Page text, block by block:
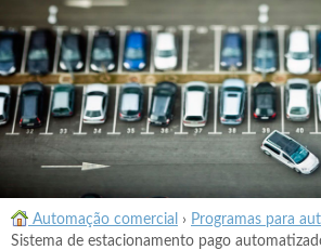
Automação comercial › Programas para
Sistema de estacionamento pago